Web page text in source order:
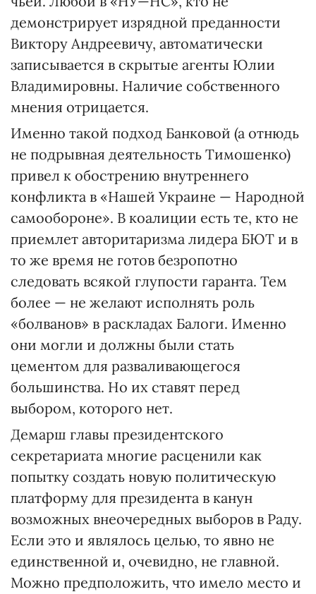
демонстрирует изрядной преданности
Виктору Андреевичу, автоматически
записывается в скрытые агенты Юлии
Владимировны. Наличие собственного
мнения отрицается.
Именно такой подход Банковой (а отнюдь
не подрывная деятельность Тимошенко)
привел к обострению внутреннего
конфликта в «Нашей Украине — Народной
cамообороне». В коалиции есть те, кто не
приемлет авторитаризма лидера БЮТ и в
то же время не готов безропотно
следовать всякой глупости гаранта. Тем
более — не желают исполнять роль
«болванов» в раскладах Балоги. Именно
они могли и должны были стать
цементом для разваливающегося
большинства. Но их ставят перед
выбором, которого нет.
Демарш главы президентского
секретариата многие расценили как
попытку создать новую политическую
платформу для президента в канун
возможных внеочередных выборов в Раду.
Если это и являлось целью, то явно не
единственной и, очевидно, не главной.
Можно предположить, что имело место и